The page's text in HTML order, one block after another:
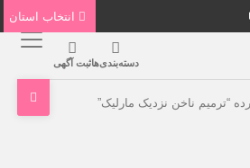
دسته‌بندی‌هاثبت آگهی
“ترمیم ناخن نزدیک مارلیک”